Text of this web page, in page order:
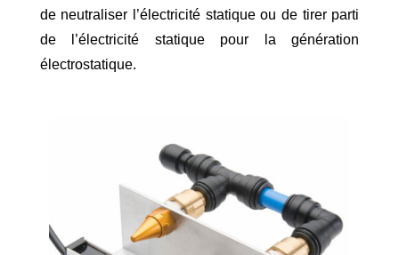
de neutraliser l’électricité statique ou de tirer parti
de l’électricité statique pour la génération
électrostatique.